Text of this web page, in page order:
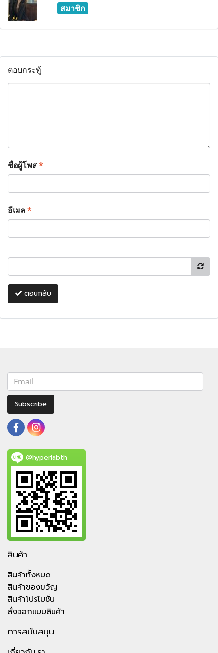
สมาชิก
ตอบกระทู้
ชื่อผู้โพส*
อีเมล*
ตอบกลับ
Subscribe
@hyperlabth
สินค้า
สินค้าทั้งหมด
สินค้าของขวัญ
สินค้าโปรโมชั่น
สั่งออกแบบสินค้า
การสนับสนุน